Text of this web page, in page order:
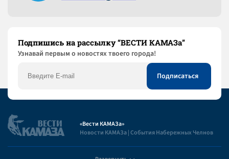
Подпишись на рассылку “ВЕСТИ КАМАЗа”
Узнaвай первым о новостях твоего города!
«Вести КАМАЗа»
Новости КАМАЗа | События Набережных Челнов